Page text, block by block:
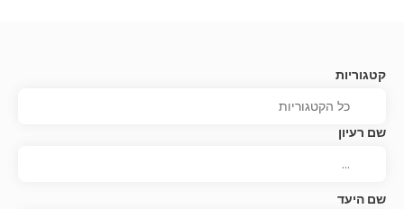
קטגוריות
שם רעיון
שם היעד